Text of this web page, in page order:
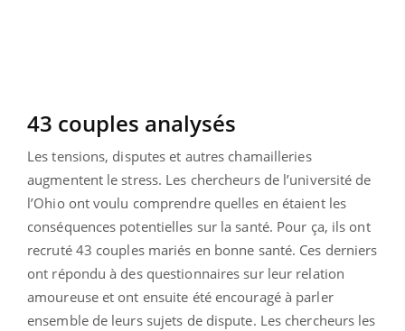
43 couples analysés
Les tensions, disputes et autres chamailleries
augmentent le stress. Les chercheurs de l’université de
l’Ohio ont voulu comprendre quelles en étaient les
conséquences potentielles sur la santé. Pour ça, ils ont
recruté 43 couples mariés en bonne santé. Ces derniers
ont répondu à des questionnaires sur leur relation
amoureuse et ont ensuite été encouragé à parler
ensemble de leurs sujets de dispute. Les chercheurs les